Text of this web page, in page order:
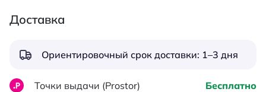
Доставка
Ориентировочный срок доставки: 1–3 дня
Точки выдачи (Prostor)
Бесплатно